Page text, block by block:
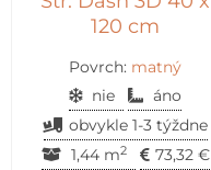
120 cm
Povrch: matný
nie
áno
obvykle 1-3 týždne
1,44 m2 73,32 €